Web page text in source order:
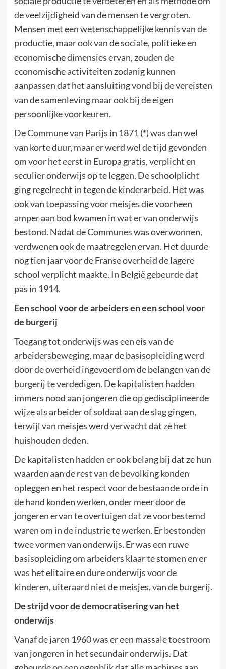
de veelzijdigheid van de mensen te vergroten.
Mensen met een wetenschappelijke kennis van de
productie, maar ook van de sociale, politieke en
economische dimensies ervan, zouden de
economische activiteiten zodanig kunnen
aanpassen dat het aansluiting vond bij de vereisten
van de samenleving maar ook bij de eigen
persoonlijke voorkeuren.
De Commune van Parijs in 1871 (*) was dan wel
van korte duur, maar er werd wel de tijd gevonden
om voor het eerst in Europa gratis, verplicht en
seculier onderwijs op te leggen. De schoolplicht
ging regelrecht in tegen de kinderarbeid. Het was
ook van toepassing voor meisjes die voorheen
amper aan bod kwamen in wat er van onderwijs
bestond. Nadat de Communes was overwonnen,
verdwenen ook de maatregelen ervan. Het duurde
nog tien jaar voor de Franse overheid de lagere
school verplicht maakte. In België gebeurde dat
pas in 1914.
Een school voor de arbeiders en een school voor
de burgerij
Toegang tot onderwijs was een eis van de
arbeidersbeweging, maar de basisopleiding werd
door de overheid ingevoerd om de belangen van de
burgerij te verdedigen. De kapitalisten hadden
immers nood aan jongeren die op gedisciplineerde
wijze als arbeider of soldaat aan de slag gingen,
terwijl van meisjes werd verwacht dat ze het
huishouden deden.
De kapitalisten hadden er ook belang bij dat ze hun
waarden aan de rest van de bevolking konden
opleggen en het respect voor de bestaande orde in
de hand konden werken, onder meer door de
jongeren ervan te overtuigen dat ze voorbestemd
waren om in de industrie te werken. Er bestonden
twee vormen van onderwijs. Er was een ruwe
basisopleiding om arbeiders klaar te stomen en er
was het elitaire en dure onderwijs voor de
kinderen, uiteraard niet de meisjes, van de burgerij.
De strijd voor de democratisering van het
onderwijs
Vanaf de jaren 1960 was er een massale toestroom
van jongeren in het secundair onderwijs. Dat